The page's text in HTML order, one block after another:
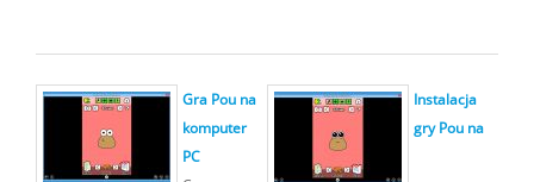
Gra Pou na
komputer
PC
Instalacja
gry Pou na